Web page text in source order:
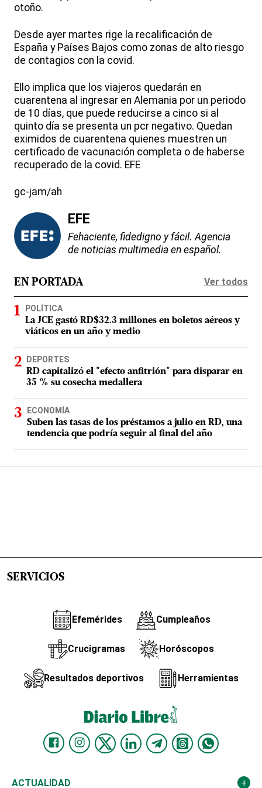
otoño.
Desde ayer martes rige la recalificación de
España y Países Bajos como zonas de alto riesgo
de contagios con la covid.
Ello implica que los viajeros quedarán en
cuarentena al ingresar en Alemania por un periodo
de 10 días, que puede reducirse a cinco si al
quinto día se presenta un pcr negativo. Quedan
eximidos de cuarentena quienes muestren un
certificado de vacunación completa o de haberse
recuperado de la covid. EFE
gc-jam/ah
EFE
Fehaciente, fidedigno y fácil. Agencia
de noticias multimedia en español.
EN PORTADA Ver todos
POLÍTICA
La JCE gastó RD$32.3 millones en boletos aéreos y
viáticos en un año y medio
DEPORTES
RD capitalizó el "efecto anfitrión" para disparar en
35 % su cosecha medallera
ECONOMÍA
Suben las tasas de los préstamos a julio en RD, una
tendencia que podría seguir al final del año
SERVICIOS
Efemérides Cumpleaños
Crucigramas Horóscopos
Resultados deportivos Herramientas
ACTUALIDAD